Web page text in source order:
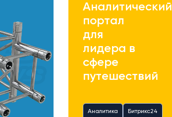
Аналитический
портал
для
лидера в
сфере
путешествий
Аналитика Битрикс24